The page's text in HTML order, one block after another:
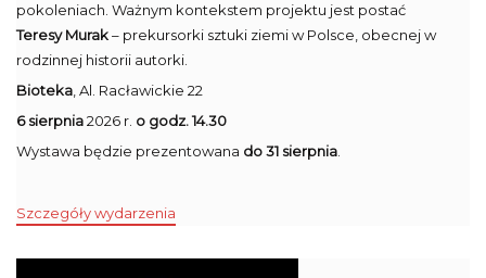
pokoleniach. Ważnym kontekstem projektu jest postać
Teresy Murak– prekursorki sztuki ziemi w Polsce, obecnej w
rodzinnej historii autorki.
Bioteka , Al. Racławickie 22
6 sierpnia2026 r. o godz. 14.30
Wystawa będzie prezentowana do 31 sierpnia
Szczegóły wydarzenia